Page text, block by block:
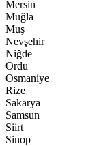
Mersin
Muğla
Muş
Nevşehir
Niğde
Ordu
Osmaniye
Rize
Sakarya
Samsun
Siirt
Sinop